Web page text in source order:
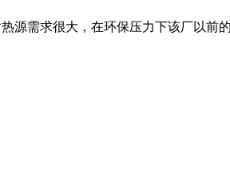
源需求很大，在环保压力下该厂以前